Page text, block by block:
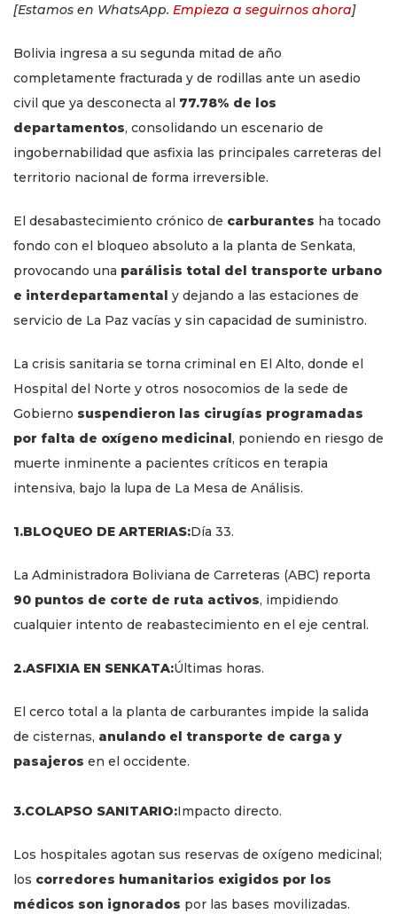
[Estamos en WhatsApp. Empieza a seguirnos ahora]
Bolivia ingresa a su segunda mitad de año
completamente fracturada y de rodillas ante un asedio
civil que ya desconecta al 77.78% de los
departamentos, consolidando un escenario de
ingobernabilidad que asfixia las principales carreteras del
territorio nacional de forma irreversible.
El desabastecimiento crónico de carburantes ha tocado
fondo con el bloqueo absoluto a la planta de Senkata,
provocando una parálisis total del transporte urbano
e interdepartamental y dejando a las estaciones de
servicio de La Paz vacías y sin capacidad de suministro.
La crisis sanitaria se torna criminal en El Alto, donde el
Hospital del Norte y otros nosocomios de la sede de
Gobierno suspendieron las cirugías programadas
por falta de oxígeno medicinal, poniendo en riesgo de
muerte inminente a pacientes críticos en terapia
intensiva, bajo la lupa de La Mesa de Análisis.
1.BLOQUEO DE ARTERIAS:Día 33.
La Administradora Boliviana de Carreteras (ABC) reporta
90 puntos de corte de ruta activos, impidiendo
cualquier intento de reabastecimiento en el eje central.
2.ASFIXIA EN SENKATA:Últimas horas.
El cerco total a la planta de carburantes impide la salida
de cisternas, anulando el transporte de carga y
pasajeros en el occidente.
3.COLAPSO SANITARIO:Impacto directo.
Los hospitales agotan sus reservas de oxígeno medicinal;
los corredores humanitarios exigidos por los
médicos son ignorados por las bases movilizadas.